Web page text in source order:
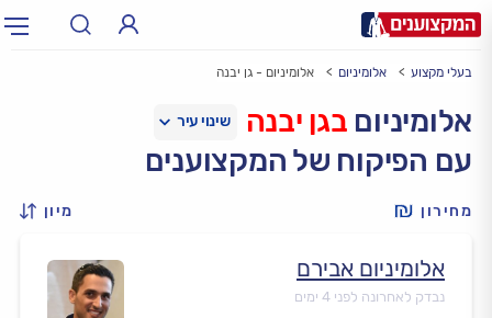
עירעיר: תל אביב, חיפה…
בעלי מקצוע אלומיניום אלומיניום - גן יבנה
אלומיניום בגן יבנה
עם הפיקוח של המקצוענים
מחירון מיון
אלומיניום אבירם
נבדק לאחרונה לפני 4 ימים